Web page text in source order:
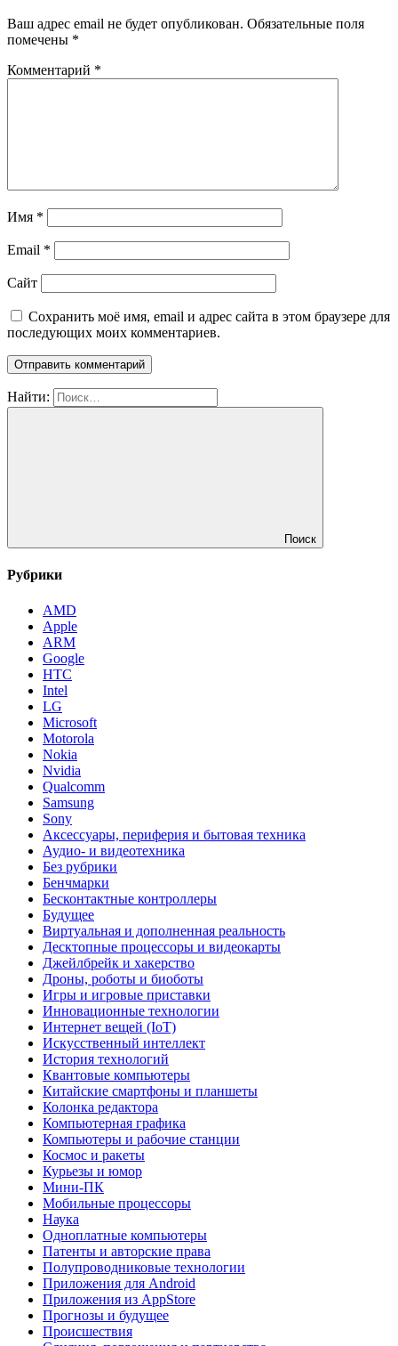
Ваш адрес email не будет опубликован. Обязательные поля
помечены *
Комментарий *
Имя *
Email *
Сайт
Сохранить моё имя, email и адрес сайта в этом браузере для
последующих моих комментариев.
Найти:
Поиск
Рубрики
AMD
Apple
ARM
Google
HTC
Intel
LG
Microsoft
Motorola
Nokia
Nvidia
Qualcomm
Samsung
Sony
Аксессуары, периферия и бытовая техника
Аудио- и видеотехника
Без рубрики
Бенчмарки
Бесконтактные контроллеры
Будущее
Виртуальная и дополненная реальность
Десктопные процессоры и видеокарты
Джейлбрейк и хакерство
Дроны, роботы и биоботы
Игры и игровые приставки
Инновационные технологии
Интернет вещей (IoT)
Искусственный интеллект
История технологий
Квантовые компьютеры
Китайские смартфоны и планшеты
Колонка редактора
Компьютерная графика
Компьютеры и рабочие станции
Космос и ракеты
Курьезы и юмор
Мини-ПК
Мобильные процессоры
Наука
Одноплатные компьютеры
Патенты и авторские права
Полупроводниковые технологии
Приложения для Android
Приложения из AppStore
Прогнозы и будущее
Происшествия